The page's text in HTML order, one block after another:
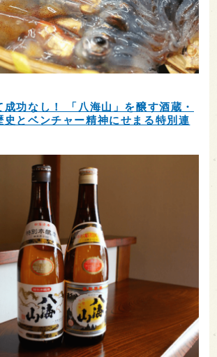
成功なし！ 「八海山」を醸す酒蔵・
史とベンチャー精神にせまる特別連